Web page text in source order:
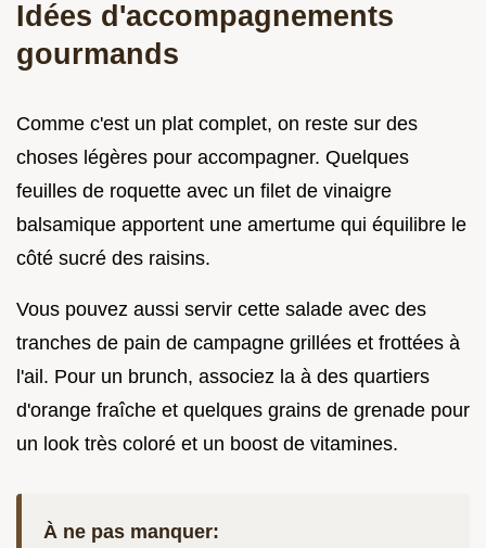
Idées d'accompagnements
gourmands
Comme c'est un plat complet, on reste sur des
choses légères pour accompagner. Quelques
feuilles de roquette avec un filet de vinaigre
balsamique apportent une amertume qui équilibre le
côté sucré des raisins.
Vous pouvez aussi servir cette salade avec des
tranches de pain de campagne grillées et frottées à
l'ail. Pour un brunch, associez la à des quartiers
d'orange fraîche et quelques grains de grenade pour
un look très coloré et un boost de vitamines.
À ne pas manquer: